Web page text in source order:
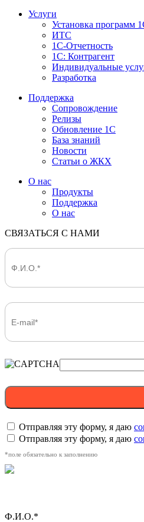
Услуги
Установка программ
ИТС
1С-Отчетность
1С: Контрагент
Индивидуальные
Разработка
Поддержка
Сопровождение
Релизы
Обновление 1С
База знаний
Новости
Статьи о ЖКХ
О нас
Продукты
Поддержка
О нас
СВЯЗАТЬСЯ С НАМИ
Отправляя эту форму, я даю
Отправляя эту форму, я даю
*поле обязательно к заполнению
Ф.И.О.*